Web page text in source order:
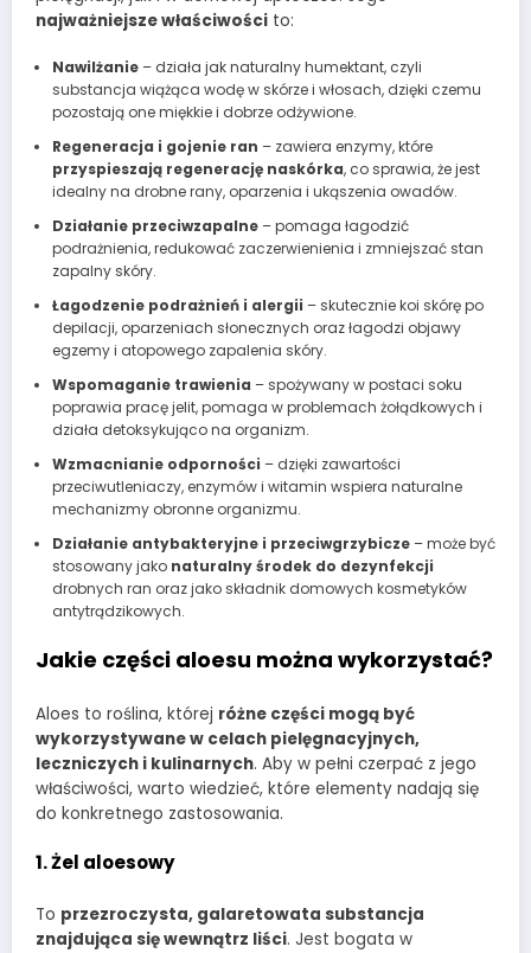
najważniejsze właściwości to:
Nawilżanie– działa jak naturalny humektant, czyli
substancja wiążąca wodę w skórze i włosach, dzięki czemu
pozostają one miękkie i dobrze odżywione.
Regeneracja i gojenie ran – zawiera enzymy, które
przyspieszają regenerację naskórka, co sprawia, że jest
idealny na drobne rany, oparzenia i ukąszenia owadów.
Działanie przeciwzapalne– pomaga łagodzić
podrażnienia, redukować zaczerwienienia i zmniejszać stan
zapalny skóry.
Łagodzenie podrażnień i alergii – skutecznie koi skórę po
depilacji, oparzeniach słonecznych oraz łagodzi objawy
egzemy i atopowego zapalenia skóry.
Wspomaganie trawienia – spożywany w postaci soku
poprawia pracę jelit, pomaga w problemach żołądkowych i
działa detoksykująco na organizm.
Wzmacnianie odporności – dzięki zawartości
przeciwutleniaczy, enzymów i witamin wspiera naturalne
mechanizmy obronne organizmu.
Działanie antybakteryjne i przeciwgrzybicze– może być
stosowany jako naturalny środek do dezynfekcji
drobnych ran oraz jako składnik domowych kosmetyków
antytrądzikowych.
Jakie części aloesu można wykorzystać?
Aloes to roślina, której różne części mogą być
wykorzystywane w celach pielęgnacyjnych,
leczniczych i kulinarnych. Aby w pełni czerpać z jego
właściwości, warto wiedzieć, które elementy nadają się
do konkretnego zastosowania.
1. Żel aloesowy
To przezroczysta, galaretowata substancja
znajdująca się wewnątrz liści. Jest bogata w